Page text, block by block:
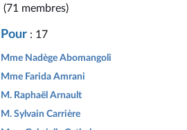
(71 membres)
Pour : 17
Mme Nadège Abomangoli
Mme Farida Amrani
M. Raphaël Arnault
M. Sylvain Carrière